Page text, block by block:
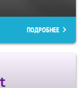
ПОДРОБНЕЕ